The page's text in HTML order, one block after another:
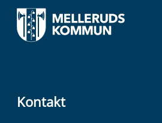
Kontakt